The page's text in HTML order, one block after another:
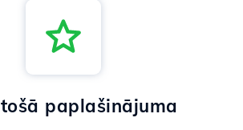
paplašinājuma